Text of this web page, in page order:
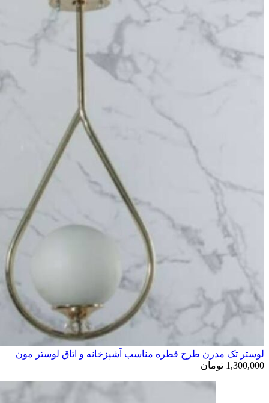
لوستر تک مدرن طرح قطره مناسب آشپزخانه و اتاق لوستر مون
1,300,000 تومان